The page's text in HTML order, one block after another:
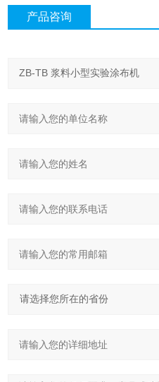
产品咨询